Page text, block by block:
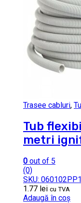
Trasee cabluri,
Tub
metri
0 out of 5
(0)
SKU:
1.77 lei cu TVA
Adaugă în coș